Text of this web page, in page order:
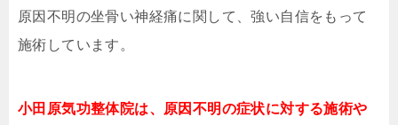
原因不明の坐骨い神経痛に関して、強い自信をもって
施術しています。
小田原気功整体院は、原因不明の症状に対する施術や